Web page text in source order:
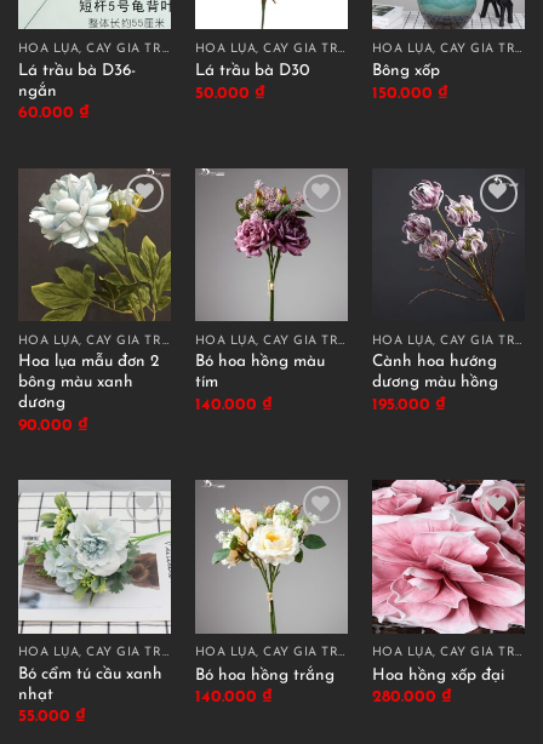
HOA LỤA, CÂY GIẢ TRANG TRÍ CAO CẤP
Lá trầu bà D36-
ngắn
60.000 ₫
HOA LỤA, CÂY GIẢ TRANG TRÍ CAO CẤP
Lá trầu bà D30
50.000 ₫
HOA LỤA, CÂY GIẢ TRANG TRÍ CAO CẤP
Bông xốp
150.000 ₫
HOA LỤA, CÂY GIẢ TRANG TRÍ CAO CẤP
Hoa lụa mẫu đơn 2
bông màu xanh
dương
90.000 ₫
HOA LỤA, CÂY GIẢ TRANG TRÍ CAO CẤP
Bó hoa hồng màu
tím
140.000 ₫
HOA LỤA, CÂY GIẢ TRANG TRÍ CAO CẤP
Cành hoa hướng
dương màu hồng
195.000 ₫
HOA LỤA, CÂY GIẢ TRANG TRÍ CAO CẤP
Bó cẩm tú cầu xanh
nhạt
55.000 ₫
HOA LỤA, CÂY GIẢ TRANG TRÍ CAO CẤP
Bó hoa hồng trắng
140.000 ₫
HOA LỤA, CÂY GIẢ TRANG TRÍ CAO CẤP
Hoa hồng xốp đại
280.000 ₫